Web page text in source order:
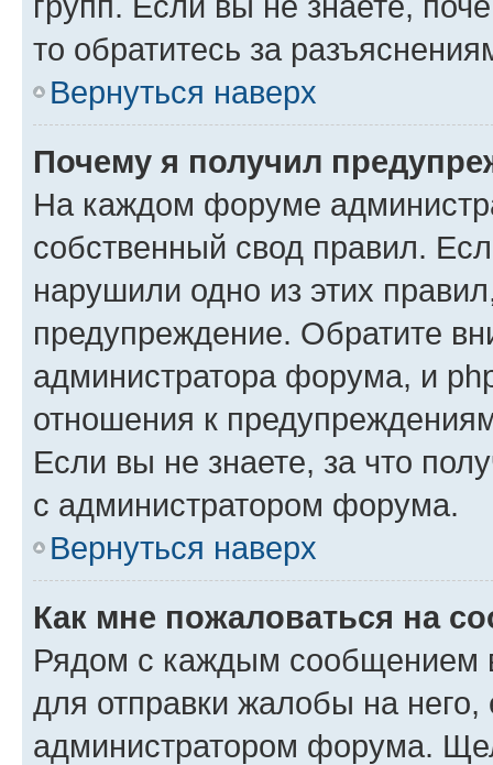
то обратитесь за
Вернуться наверх
Почему я получил
На каждом форуме
собственный свод правил.
нарушили одно из этих
предупреждение. Обратите
администратора форума, и
отношения к
Если вы не знаете, за что
с администратором форума.
Вернуться наверх
Как мне пожаловаться на
Рядом с каждым сообщением
для отправки жалобы на
администратором форума.